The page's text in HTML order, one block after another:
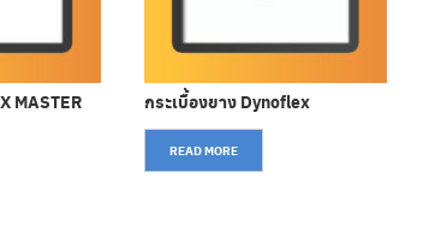
MASTER กระเบื้องยาง Dynoflex
READ MORE